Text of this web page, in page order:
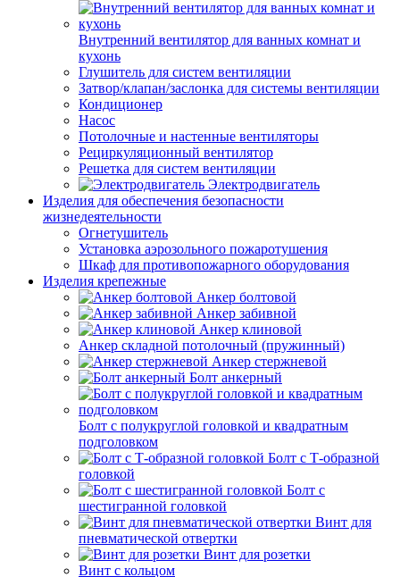
Внутренний вентилятор для ванных комнат и
кухонь
Глушитель для систем вентиляции
Затвор/клапан/заслонка для системы вентиляции
Кондиционер
Насос
Потолочные и настенные вентиляторы
Рециркуляционный вентилятор
Решетка для систем вентиляции
Электродвигатель
Изделия для обеспечения безопасности
жизнедеятельности
Огнетушитель
Установка аэрозольного пожаротушения
Шкаф для противопожарного оборудования
Изделия крепежные
Анкер болтовой
Анкер забивной
Анкер клиновой
Анкер складной потолочный (пружинный)
Анкер стержневой
Болт анкерный
Болт с полукруглой головкой и квадратным
подголовком
Болт с Т-образной
головкой
Болт с
шестигранной головкой
Винт для
пневматической отвертки
Винт для розетки
Винт с кольцом